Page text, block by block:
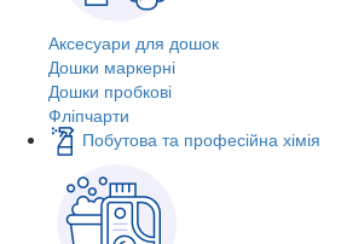
Аксесуари для дошок
Дошки маркерні
Дошки пробкові
Фліпчарти
Побутова та професійна хімія